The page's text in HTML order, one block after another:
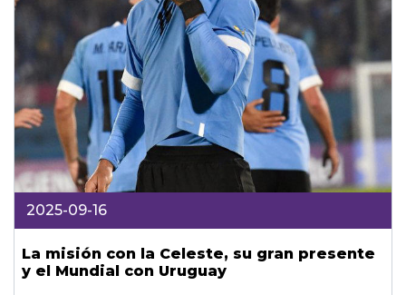
2025-09-16
La misión con la Celeste, su gran presente
y el Mundial con Uruguay